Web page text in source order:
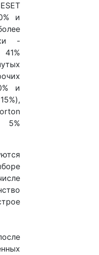
и
-
и